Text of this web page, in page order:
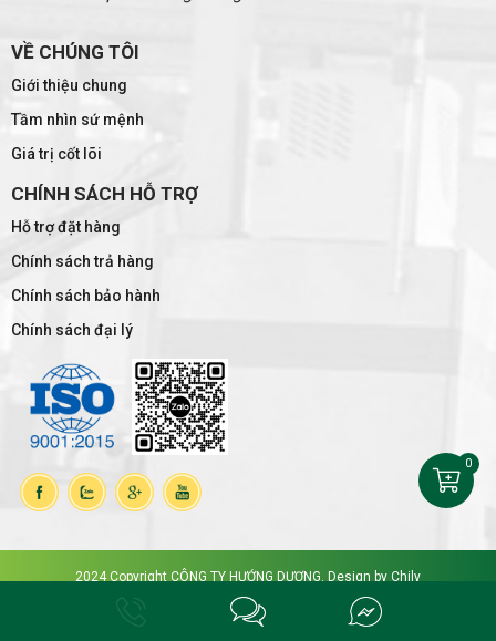
VỀ CHÚNG TÔI
Giới thiệu chung
Tầm nhìn sứ mệnh
Giá trị cốt lõi
CHÍNH SÁCH HỖ TRỢ
Hỗ trợ đặt hàng
Chính sách trả hàng
Chính sách bảo hành
Chính sách đại lý
2024 Copyright CÔNG TY HƯỚNG DƯƠNG. Design by Chily
0